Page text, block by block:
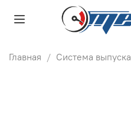
Главная Система выпуска